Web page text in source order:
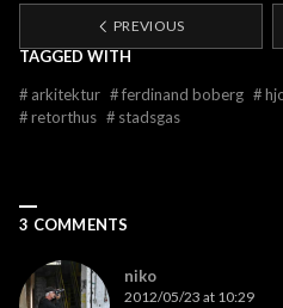
PREVIOUS
TAGGED WITH
# arkitektur #ferdinand boberg #
#retorthus # stadsgas
3 COMMENTS
niko
2012/05/23 at 10:29